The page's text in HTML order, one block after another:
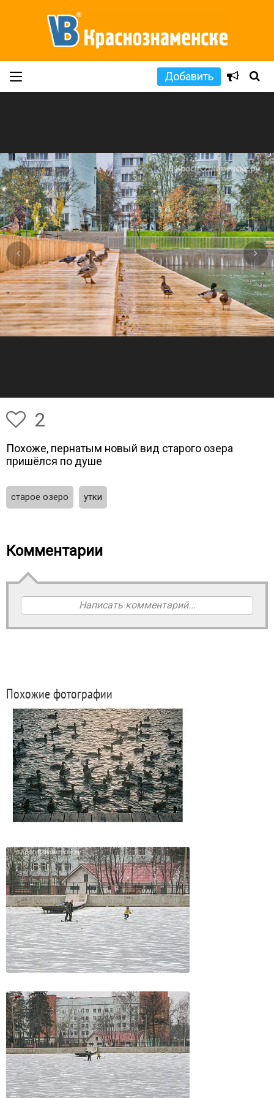
Добавить
2
Похоже, пернатым новый вид старого озера
пришёлся по душе
старое озеро утки
Комментарии
Написать комментарий...
Похожие фотографии